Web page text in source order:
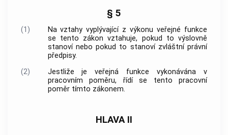
§ 5
(1) Na vztahy vyplývající zvýkonu veřejné funkce
se tento zákon vztahuje, pokud to výslovně
stanoví nebo pokud to stanoví zvláštní právní
předpisy.
(2)
Jestliže je veřejná funkce vykonávána v
pracovním poměru, řídí se tento pracovní
poměr tímto zákonem.
HLAVA II